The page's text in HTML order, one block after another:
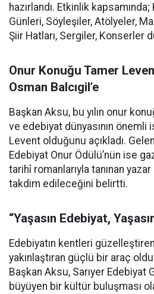
hazırlandı. Etkinlik
Günleri, Söyleşiler, Atölyeler,
Şiir Hatları, Sergiler, Konserler
Onur Konuğu Tamer
Osman Balcıgil’e
Başkan Aksu, bu yılın onur
ve edebiyat dünyasının önemli
Levent olduğunu açıkladı.
Edebiyat Onur Ödülü’nün ise
tarihî romanlarıyla tanınan yazar
takdim edileceğini belirtti.
“Yaşasın Edebiyat,
Edebiyatın kentleri
yakınlaştıran güçlü bir araç
Başkan Aksu, Sarıyer Edebiyat
büyüyen bir kültür buluşması